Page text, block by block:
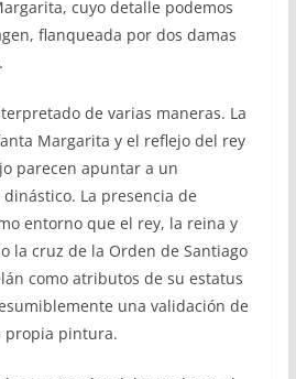
cuyo detalle podemos
flanqueada por dos damas
de varias maneras. La
Margarita y el reflejo del rey
parecen apuntar a un
La presencia de
entorno que el rey, la reina y
la cruz de la Orden de Santiago
como atributos de su estatus
una validación de
propia pintura.